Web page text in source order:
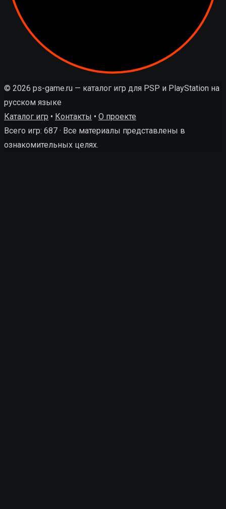
© 2026 ps-game.ru — каталог игр для PSP и PlayStation на
русском языке
Каталог игр • Контакты • О проекте
Всего игр: 687 · Все материалы представлены в
ознакомительных целях.